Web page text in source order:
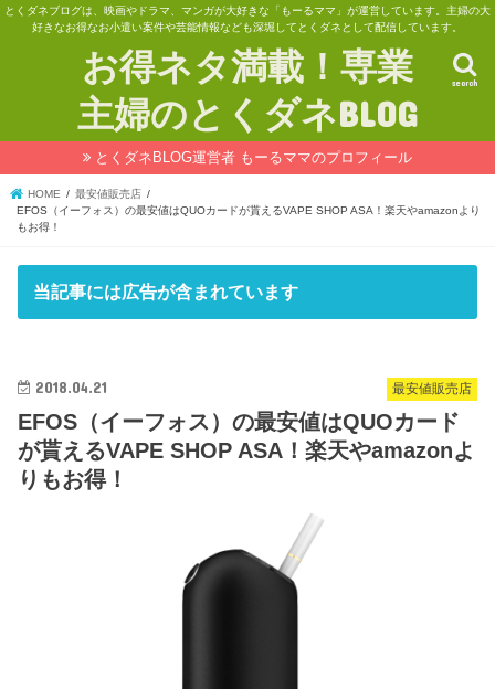
とくダネブログは、映画やドラマ、マンガが大好きな「もーるママ」が運営しています。主婦の大
好きなお得なお小遣い案件や芸能情報なども深堀してとくダネとして配信しています。
お得ネタ満載！専業
主婦のとくダネBLOG
search
とくダネBLOG運営者 もーるママのプロフィール
HOME
最安値販売店
EFOS（イーフォス）の最安値はQUOカードが貰えるVAPE SHOP ASA！楽天やamazonより
もお得！
当記事には広告が含まれています
最安値販売店
2018.04.21
EFOS（イーフォス）の最安値はQUOカード
が貰えるVAPE SHOP ASA！楽天やamazonよ
りもお得！